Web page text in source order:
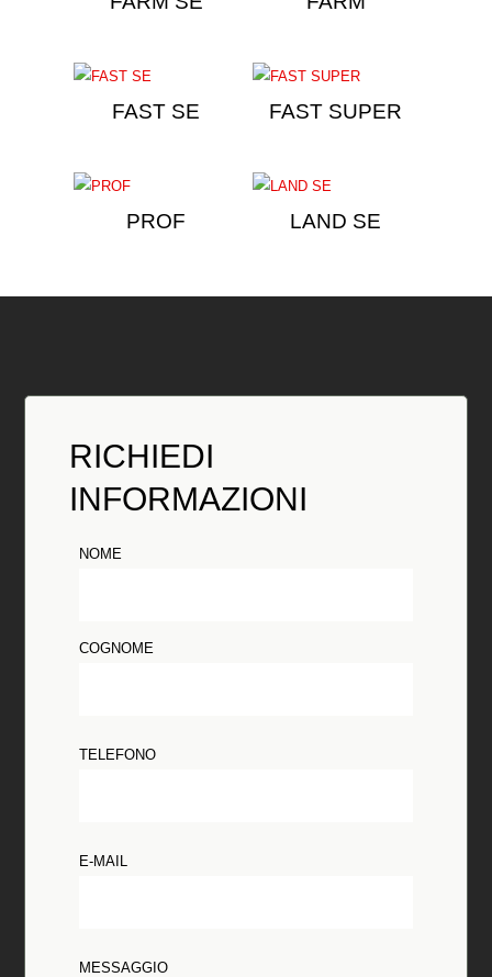
FAST SE FAST SUPER
PROF LAND SE
RICHIEDI
INFORMAZIONI
NOME
COGNOME
TELEFONO
E-MAIL
MESSAGGIO